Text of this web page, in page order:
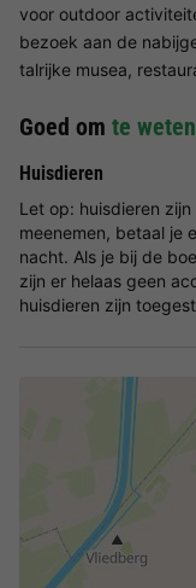
voor outdoor
bezoek aan de
talrijke musea,
Goed om te weten
Huisdieren
Let op: huisdieren
meenemen, betaal je
nacht. Als je bij de
zijn er helaas geen
huisdieren zijn